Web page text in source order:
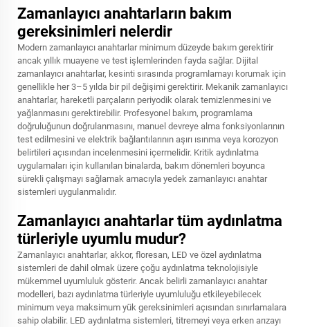
Zamanlayıcı anahtarların bakım
gereksinimleri nelerdir
Modern zamanlayıcı anahtarlar minimum düzeyde bakım gerektirir
ancak yıllık muayene ve test işlemlerinden fayda sağlar. Dijital
zamanlayıcı anahtarlar, kesinti sırasında programlamayı korumak için
genellikle her 3–5 yılda bir pil değişimi gerektirir. Mekanik zamanlayıcı
anahtarlar, hareketli parçaların periyodik olarak temizlenmesini ve
yağlanmasını gerektirebilir. Profesyonel bakım, programlama
doğruluğunun doğrulanmasını, manuel devreye alma fonksiyonlarının
test edilmesini ve elektrik bağlantılarının aşırı ısınma veya korozyon
belirtileri açısından incelenmesini içermelidir. Kritik aydınlatma
uygulamaları için kullanılan binalarda, bakım dönemleri boyunca
sürekli çalışmayı sağlamak amacıyla yedek zamanlayıcı anahtar
sistemleri uygulanmalıdır.
Zamanlayıcı anahtarlar tüm aydınlatma
türleriyle uyumlu mudur?
Zamanlayıcı anahtarlar, akkor, floresan, LED ve özel aydınlatma
sistemleri de dahil olmak üzere çoğu aydınlatma teknolojisiyle
mükemmel uyumluluk gösterir. Ancak belirli zamanlayıcı anahtar
modelleri, bazı aydınlatma türleriyle uyumluluğu etkileyebilecek
minimum veya maksimum yük gereksinimleri açısından sınırlamalara
sahip olabilir. LED aydınlatma sistemleri, titremeyi veya erken arızayı